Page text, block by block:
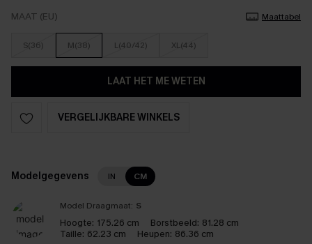
MAAT (EU) Maattabel
S(36) M(38) L(40/42) XL(44)
LAAT HET ME WETEN
VERGELIJKBARE WINKELS
Modelgegevens IN CM
Model Draagmaat: S
Hoogte: 175.26 cm Borstbeeld: 81.28 cm
Taille: 62.23 cm Heupen: 86.36 cm